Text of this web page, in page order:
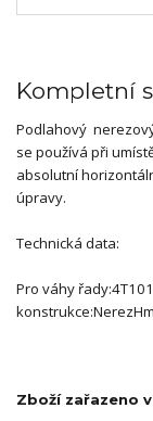
Kompletní
Podlahový
se používá při
absolutní
úpravy.
Technická data:
Pro váhy
Zboží zařazeno